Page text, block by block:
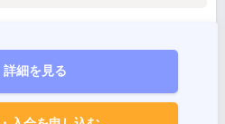
詳細を見る